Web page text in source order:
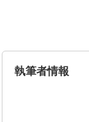
執筆者情報